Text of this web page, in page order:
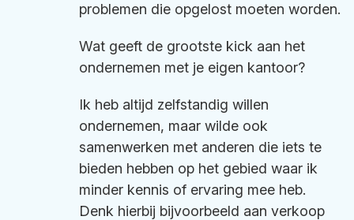
problemen die opgelost moeten worden.
Wat geeft de grootste kick aan het
ondernemen met je eigen kantoor?
Ik heb altijd zelfstandig willen
ondernemen, maar wilde ook
samenwerken met anderen die iets te
bieden hebben op het gebied waar ik
minder kennis of ervaring mee heb.
Denk hierbij bijvoorbeeld aan verkoop